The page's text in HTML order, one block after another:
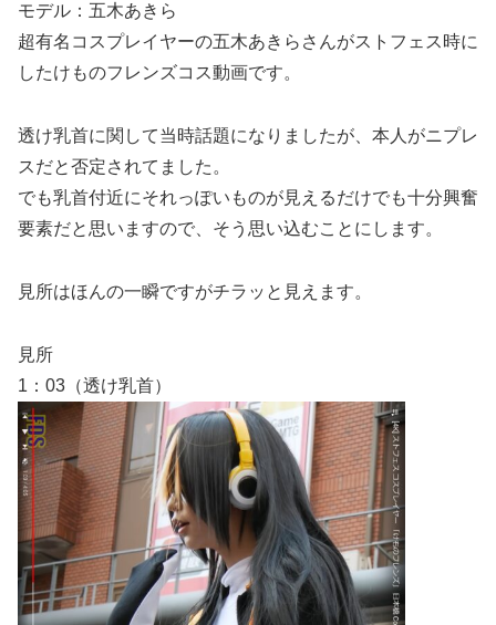
モデル：五木あきら
超有名コスプレイヤーの五木あきらさんがストフェス時に
したけものフレンズコス動画です。
透け乳首に関して当時話題になりましたが、本人がニプレ
スだと否定されてました。
でも乳首付近にそれっぽいものが見えるだけでも十分興奮
要素だと思いますので、そう思い込むことにします。
見所はほんの一瞬ですがチラッと見えます。
見所
1：03（透け乳首）